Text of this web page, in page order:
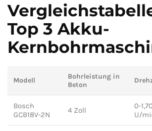
Top 3 Akku-
Modell
Bohrleistung in
Beton
Bosch
GCB18V-2N
4 Zoll
0-
U/